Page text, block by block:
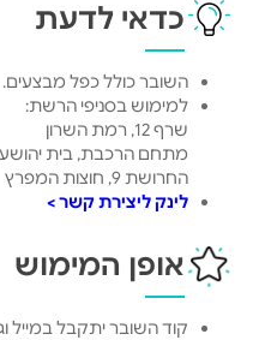
כדאי לדעת
השובר כולל כפל מבצעים.
למימוש בסניפי הרשת:
שרף 12, רמת השרון
מתחם הרכבת, בית יהושע
החרושת 9, חוצות המפרץ
לינק ליצירת קשר >
אופן המימוש
קוד השובר יתקבל במייל